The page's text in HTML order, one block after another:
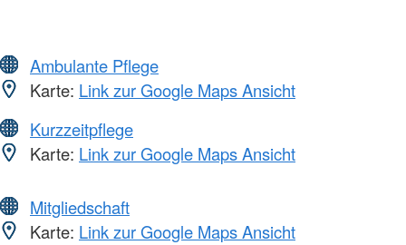
Ambulante Pflege
Karte: Link zur Google Maps Ansicht
Kurzzeitpflege
Karte: Link zur Google Maps Ansicht
Mitgliedschaft
Karte: Link zur Google Maps Ansicht